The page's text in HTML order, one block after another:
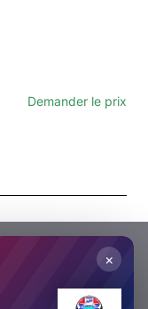
Demander le prix
×